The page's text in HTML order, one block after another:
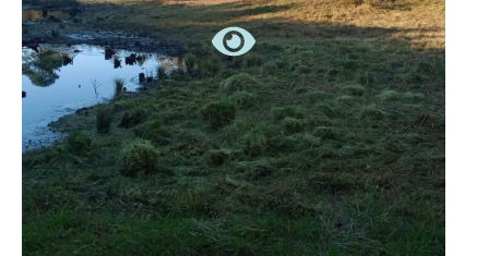
CHANTIER ÉCOLE
EN SAVOIR +